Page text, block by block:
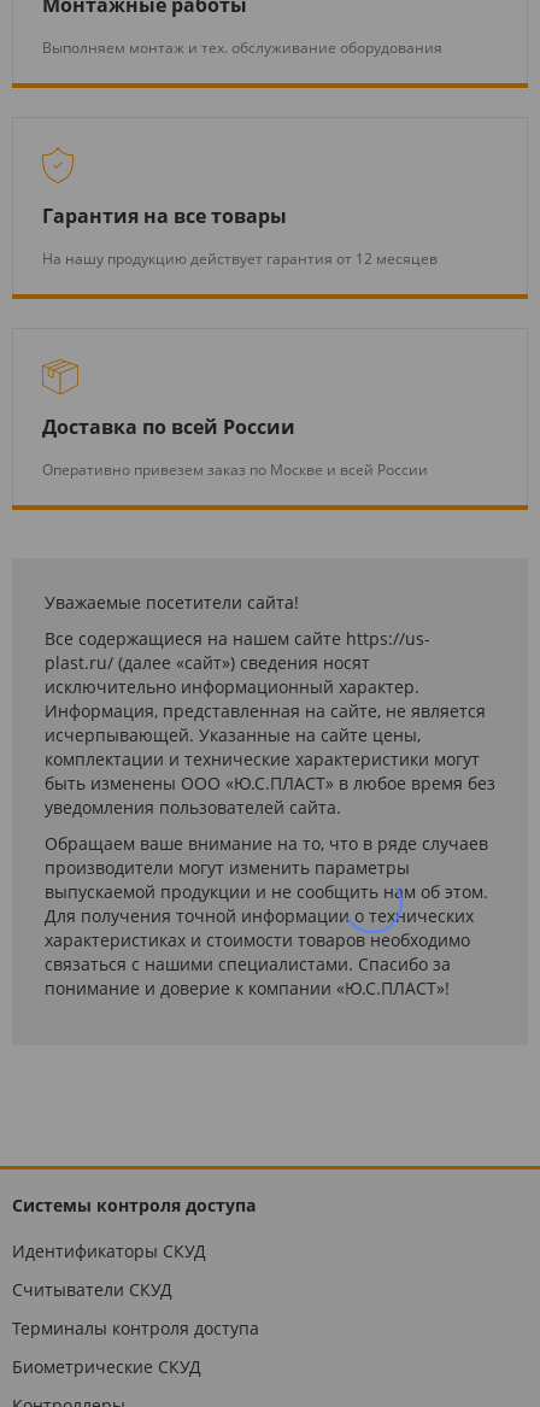
Выполняем монтаж и тех. обслуживание оборудования
Гарантия на все товары
На нашу продукцию действует гарантия от 12 месяцев
Доставка по всей России
Оперативно привезем заказ по Москве и всей России
Уважаемые посетители сайта!
Все содержащиеся на нашем сайте https://us-
plast.ru/ (далее «сайт») сведения носят
исключительно информационный характер.
Информация, представленная на сайте, не является
исчерпывающей. Указанные на сайте цены,
комплектации и технические характеристики могут
быть изменены ООО «Ю.С.ПЛАСТ» в любое время без
уведомления пользователей сайта.
Обращаем ваше внимание на то, что в ряде случаев
производители могут изменить параметры
выпускаемой продукции и не сообщить нам об этом.
Для получения точной информации о технических
характеристиках и стоимости товаров необходимо
связаться с нашими специалистами. Спасибо за
понимание и доверие к компании «Ю.С.ПЛАСТ»!
Системы контроля доступа
Идентификаторы СКУД
Считыватели СКУД
Терминалы контроля доступа
Биометрические СКУД